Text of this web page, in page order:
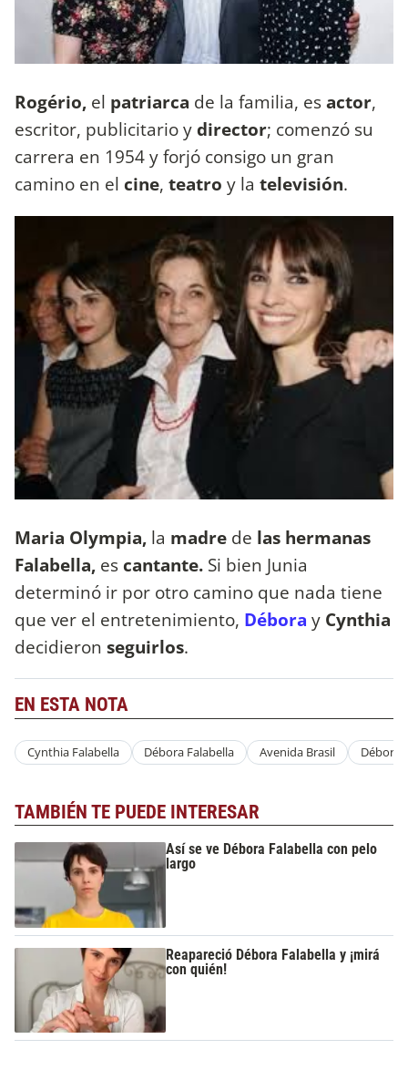
Rogério, el patriarca de la familia, esactor,
escritor, publicitario ydirector; comenzó su
carrera en 1954 y forjó consigo un gran
camino en el cine, teatro y la televisión.
Maria Olympia, la madre de las hermanas
Falabella, es cantante. Si bien Junia
determinó ir por otro camino que nada tiene
que ver el entretenimiento, Débora y Cynthia
decidieron seguirlos.
EN ESTA NOTA
Cynthia Falabella Débora Falabella Avenida Brasil Débora
TAMBIÉN TE PUEDE INTERESAR
Así se ve Débora Falabella con pelo
largo
Reapareció Débora Falabella y ¡mirá
con quién!